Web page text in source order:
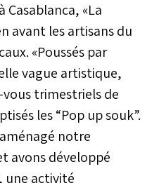
«La
avant les artisans du
«Poussés par
vague artistique,
trimestriels de
les “Pop up souk”.
notre
avons développé
une activité